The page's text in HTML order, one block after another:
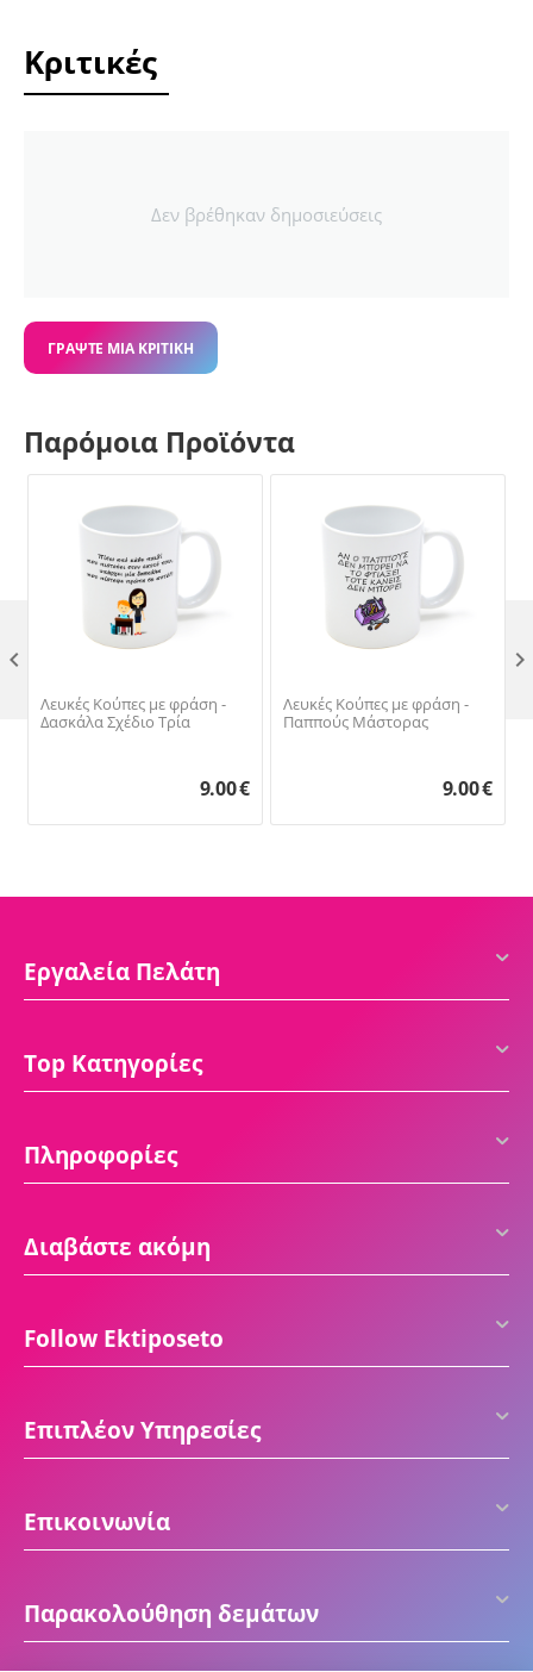
Κριτικές
Δεν βρέθηκαν δημοσιεύσεις
ΓΡΆΨΤΕ ΜΙΑ ΚΡΙΤΙΚΉ
Παρόμοια Προϊόντα
Λευκές Κούπες με φράση -
Δασκάλα Σχέδιο Τρία
9.00€
Λευκές Κούπες με φράση -
Παππούς Μάστορας
9.00€
 
Εργαλεία Πελάτη
Top Κατηγορίες
Πληροφορίες
Διαβάστε ακόμη
Follow Ektiposeto
Επιπλέον Υπηρεσίες
Επικοινωνία
Παρακολούθηση δεμάτων